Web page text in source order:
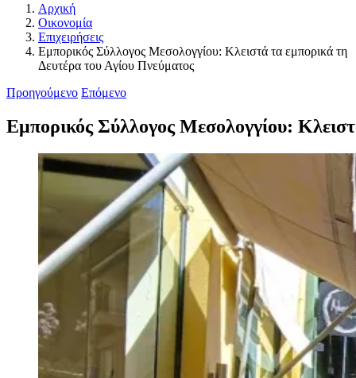
Αρχική
Οικονομία
Επιχειρήσεις
Εμπορικός Σύλλογος Μεσολογγίου: Κλειστά τα εμπορικά τη
Δευτέρα του Αγίου Πνεύματος
Προηγούμενο Επόμενο
Εμπορικός Σύλλογος Μεσολογγίου:
Προβολή
μεγαλύτερης